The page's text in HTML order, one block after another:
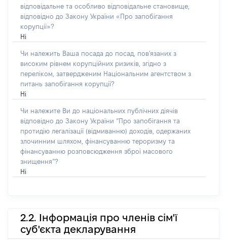
відповідальне та особливо відповідальне становище,
відповідно до Закону України «Про запобігання
корупції»?
Ні
Чи належить Ваша посада до посад, пов'язаних з
високим рівнем корупційних ризиків, згідно з
переліком, затвердженим Національним агентством з
питань запобігання корупції?
Ні
Чи належите Ви до національних публічних діячів
відповідно до Закону України “Про запобігання та
протидію легалізації (відмиванню) доходів, одержаних
злочинним шляхом, фінансуванню тероризму та
фінансуванню розповсюдження зброї масового
знищення”?
Ні
2.2. Інформація про членів сім'ї
суб'єкта декларування